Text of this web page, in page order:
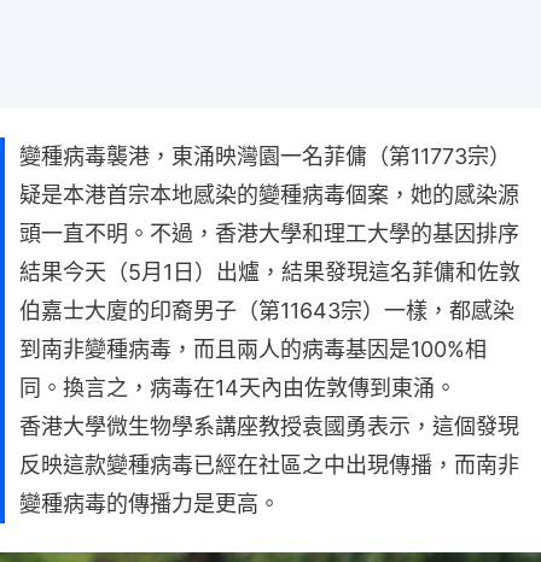
變種病毒襲港，東涌映灣園一名菲傭（第11773宗）
疑是本港首宗本地感染的變種病毒個案，她的感染源
頭一直不明。不過，香港大學和理工大學的基因排序
結果今天（5月1日）出爐，結果發現這名菲傭和佐敦
伯嘉士大廈的印裔男子（第11643宗）一樣，都感染
到南非變種病毒，而且兩人的病毒基因是100%相
同。換言之，病毒在14天內由佐敦傳到東涌。
香港大學微生物學系講座教授袁國勇表示，這個發現
反映這款變種病毒已經在社區之中出現傳播，而南非
變種病毒的傳播力是更高。